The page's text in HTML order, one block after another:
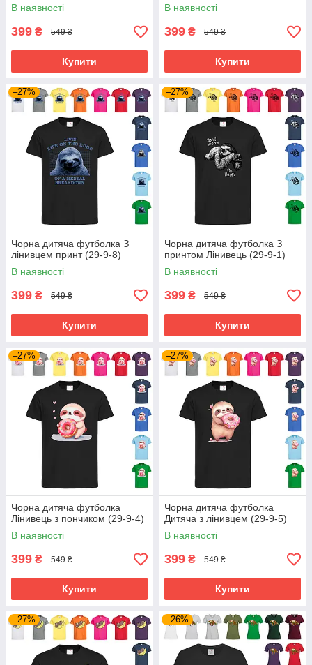
В наявності
399 ₴ 549 ₴
Купити
В наявності
399 ₴ 549 ₴
Купити
–27%
Чорна дитяча футболка З
лінивцем принт (29-9-8)
В наявності
399 ₴ 549 ₴
Купити
–27%
Чорна дитяча футболка З
принтом Лінивець (29-9-1)
В наявності
399 ₴ 549 ₴
Купити
–27%
Чорна дитяча футболка
Лінивець з пончиком (29-9-4)
В наявності
399 ₴ 549 ₴
Купити
–27%
Чорна дитяча футболка
Дитяча з лінивцем (29-9-5)
В наявності
399 ₴ 549 ₴
Купити
–27% –26%